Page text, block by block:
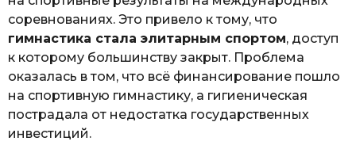
соревнованиях. Это привело к тому, что
гимнастика стала элитарным спортом, доступ
к которому большинству закрыт. Проблема
оказалась в том, что всё финансирование пошло
на спортивную гимнастику, а гигиеническая
пострадала от недостатка государственных
инвестиций.